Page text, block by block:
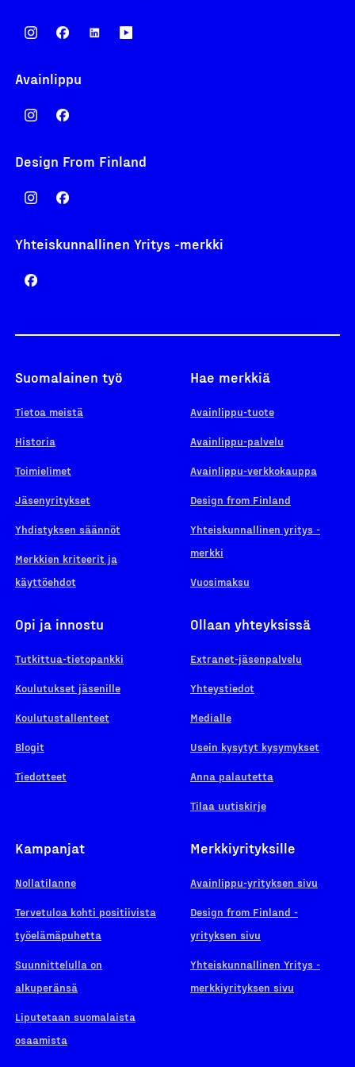
Avainlippu
Design From Finland
Yhteiskunnallinen Yritys -merkki
Suomalainen työ
Tietoa meistä
Historia
Toimielimet
Jäsenyritykset
Yhdistyksen säännöt
Merkkien kriteerit ja
käyttöehdot
Hae merkkiä
Avainlippu-tuote
Avainlippu-palvelu
Avainlippu-verkkokauppa
Design from Finland
Yhteiskunnallinen yritys -
merkki
Vuosimaksu
Opi ja innostu
Tutkittua-tietopankki
Koulutukset jäsenille
Koulutustallenteet
Blogit
Tiedotteet
Ollaan yhteyksissä
Extranet-jäsenpalvelu
Yhteystiedot
Medialle
Usein kysytyt kysymykset
Anna palautetta
Tilaa uutiskirje
Kampanjat
Nollatilanne
Tervetuloa kohti positiivista
työelämäpuhetta
Suunnittelulla on
alkuperänsä
Liputetaan suomalaista
osaamista
Merkkiyrityksille
Avainlippu-yrityksen sivu
Design from Finland -
yrityksen sivu
Yhteiskunnallinen Yritys -
merkkiyrityksen sivu